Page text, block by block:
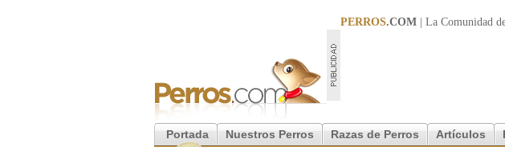
PERROS.COM | La Comunidad
Portada Nuestros Perros Razas de Perros Artículos